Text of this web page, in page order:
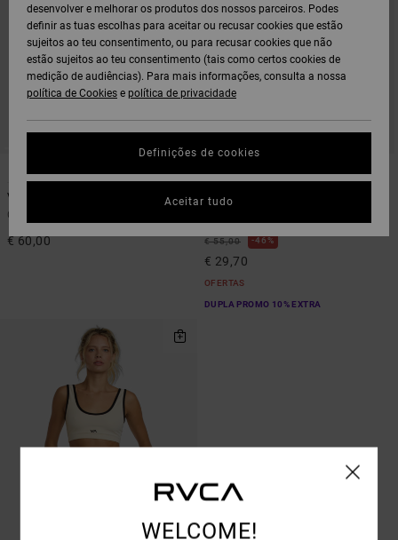
VA Essential
Calções técnicos Preto Mulher
€ 60,00
Starter
€ 55,00 46%
€ 29,70
OFERTAS
DUPLA PROMO 10% EXTRA
WELCOME!
desenvolver e melhorar os produtos dos nossos parceiros. Podes
definir as tuas escolhas para aceitar ou recusar cookies que estão
sujeitos ao teu consentimento, ou para recusar cookies que não
estão sujeitos ao teu consentimento (tais como certos cookies de
medição de audiências). Para mais informações, consulta a nossa
política de Cookies e política de privacidade
Definições de cookies
Aceitar tudo